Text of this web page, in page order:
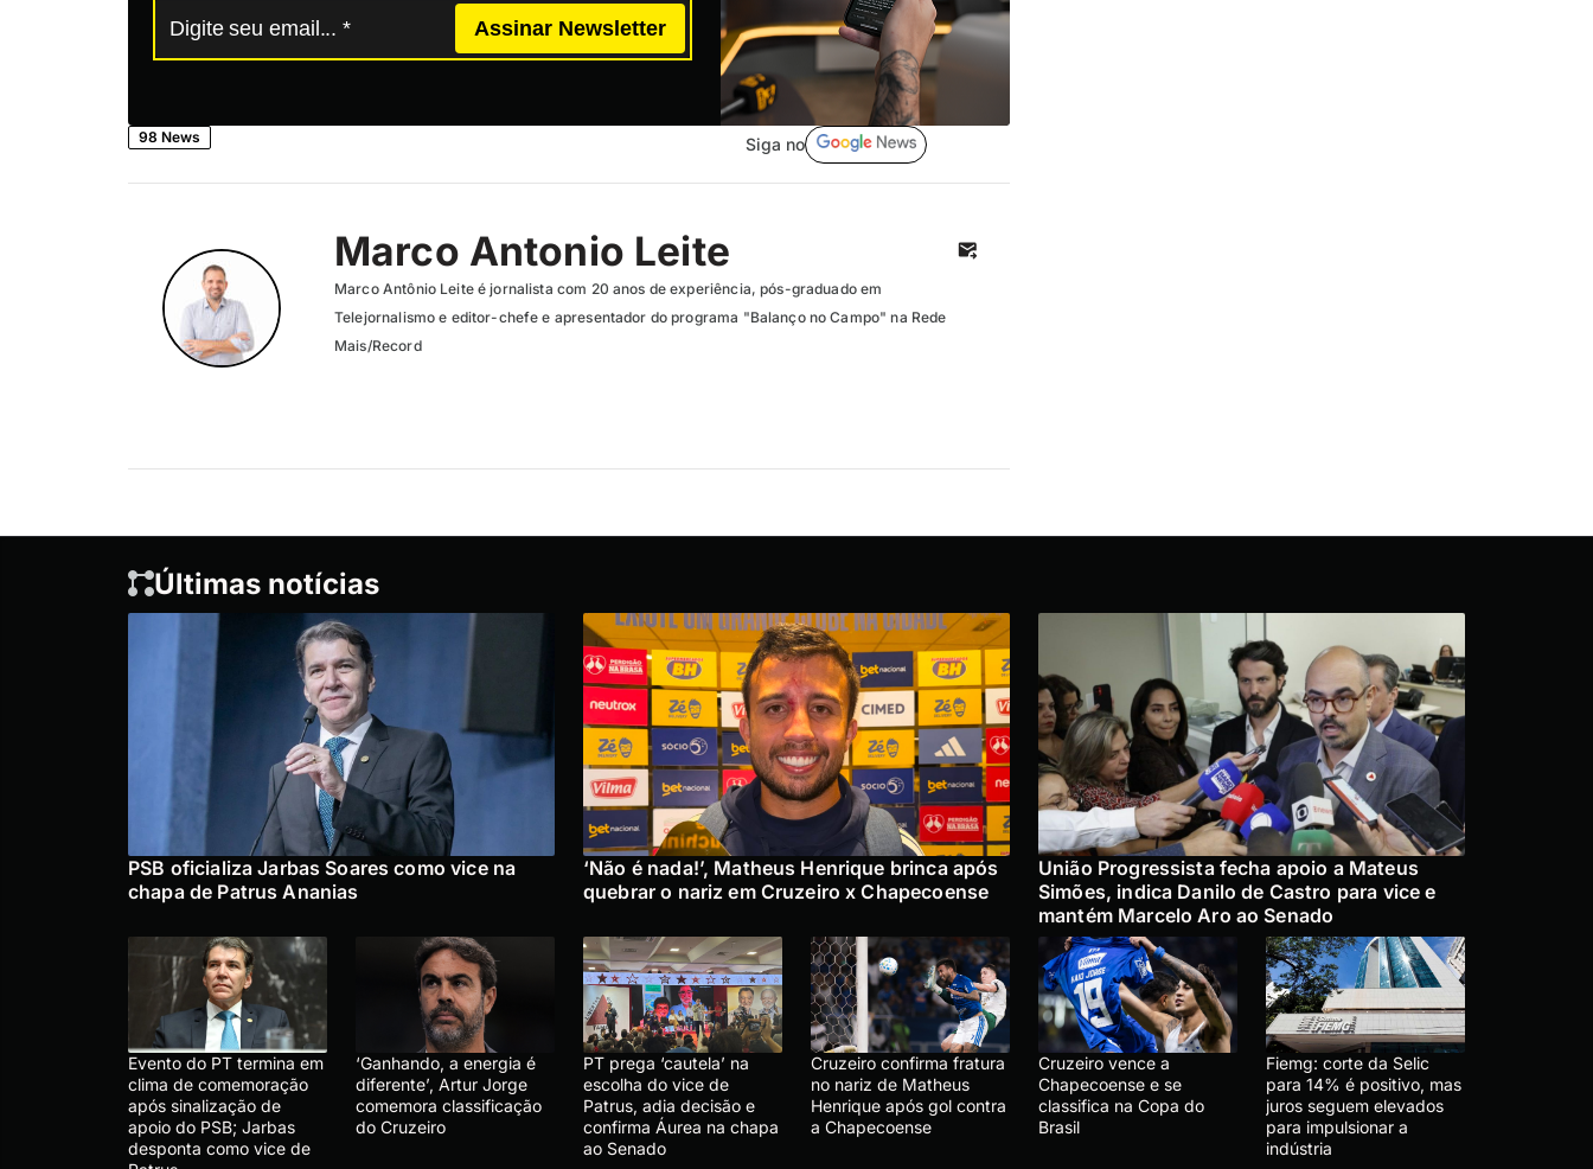
Assinar Newsletter
98 News Siga no
Marco Antonio Leite
Marco Antônio Leite é jornalista com 20 anos de experiência, pós-graduado em
Telejornalismo e editor-chefe e apresentador do programa "Balanço no Campo" na Rede
Mais/Record
Últimas notícias
PSB oficializa Jarbas Soares como vice na
chapa de Patrus Ananias
‘Não é nada!’, Matheus Henrique brinca após
quebrar o nariz em Cruzeiro x Chapecoense
União Progressista fecha apoio a Mateus
Simões, indica Danilo de Castro para vice e
mantém Marcelo Aro ao Senado
Evento do PT termina em
clima de comemoração
após sinalização de
apoio do PSB; Jarbas
desponta como vice de
‘Ganhando, a energia é
diferente’, Artur Jorge
comemora classificação
do Cruzeiro
PT prega ‘cautela’ na
escolha do vice de
Patrus, adia decisão e
confirma Áurea na chapa
ao Senado
Cruzeiro confirma fratura
no nariz de Matheus
Henrique após gol contra
a Chapecoense
Cruzeiro vence a
Chapecoense e se
classifica na Copa do
Brasil
Fiemg: corte da Selic
para 14% é positivo, mas
juros seguem elevados
para impulsionar a
indústria